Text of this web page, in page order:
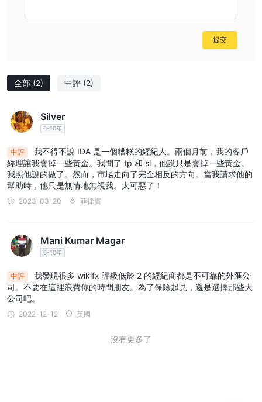
資產的價格變動，而無需實際擁有該資產本身。
：您可以在世界各地的證券交易所交易個別公司的股票。
加密貨幣：您可以交易比特幣和以太坊等加密貨幣。
以下是不同經紀商提供的交易工具的比較表：
IDA提供三種不同的賬戶類型，以滿足交易者的不同需求：
標準賬戶是最基本的帳戶類型，對於初學者來說是一個不錯的選
擇。此賬戶類型的最低存款額為 100 美元。
專業帳戶專為經驗豐富的交易者設計，提供更低的點差和更多的交
易功能。此賬戶類型的最低存款額為 2,000 美元。
貴賓賬戶
是最獨特的賬戶類型，提供最低的點差和最佳的交易條
如何開設賬戶
開設賬戶 IDA， 按著這些次序。
在網站註冊頁面上註冊。
通過自動電子郵件接收您的個人帳戶登錄信息
登錄
全部 (2) 中評 (2)
Silver
6-10年
中評
我不得不說 IDA 是一個糟糕的經紀人。兩個月前，我的客戶
經理讓我賣掉一些黃金。我問了 tp 和 sl，他說只是賣掉一些黃金。
我照他說的做了。然而，市場走向了完全相反的方向。當我請求他的
幫助時，他只是無情地無視我。太可惡了！
2023-03-20 菲律賓
Mani Kumar Magar
6-10年
中評
我發現很多 wikifx 評級低於 2 的經紀商都是不可靠的外匯公
司。不要在這裡浪費你的時間朋友。為了保險起見，還是選擇那些大
公司吧。
2022-12-12 英國
沒有更多了
提交